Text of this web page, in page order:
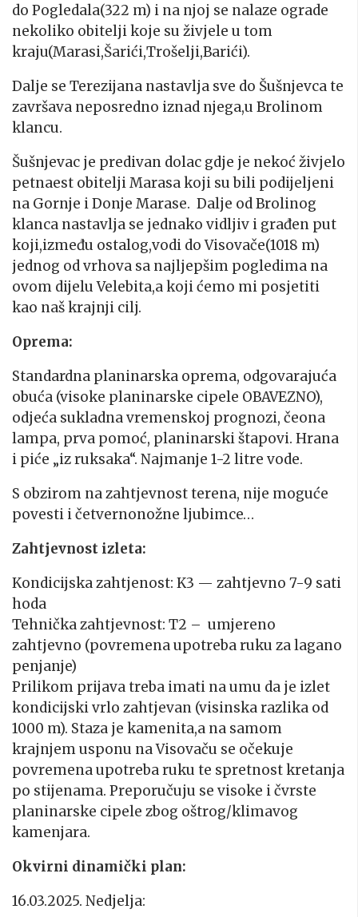
do Pogledala(322 m) i na njoj se nalaze ograde
nekoliko obitelji koje su živjele u tom
kraju(Marasi,Šarići,Trošelji,Barići).
Dalje se Terezijana nastavlja sve do Šušnjevca te
završava neposredno iznad njega,u Brolinom
klancu.
Šušnjevac je predivan dolac gdje je nekoć živjelo
petnaest obitelji Marasa koji su bili podijeljeni
na Gornje i Donje Marase. Dalje od Brolinog
klanca nastavlja se jednako vidljiv i građen put
koji,između ostalog,vodi do Visovače(1018 m)
jednog od vrhova sa najljepšim pogledima na
ovom dijelu Velebita,a koji ćemo mi posjetiti
kao naš krajnji cilj.
Oprema:
Standardna planinarska oprema, odgovarajuća
obuća (visoke planinarske cipele OBAVEZNO),
odjeća sukladna vremenskoj prognozi, čeona
lampa, prva pomoć, planinarski štapovi. Hrana
i piće „iz ruksaka“. Najmanje 1-2 litre vode.
S obzirom na zahtjevnost terena, nije moguće
povesti i četvernonožne ljubimce…
Zahtjevnost izleta:
Kondicijska zahtjenost: K3 — zahtjevno 7-9 sati
hoda
Tehnička zahtjevnost: T2 – umjereno
zahtjevno (povremena upotreba ruku za lagano
penjanje)
Prilikom prijava treba imati na umu da je izlet
kondicijski vrlo zahtjevan (visinska razlika od
1000 m). Staza je kamenita,a na samom
krajnjem usponu na Visovaču se očekuje
povremena upotreba ruku te spretnost kretanja
po stijenama. Preporučuju se visoke i čvrste
planinarske cipele zbog oštrog/klimavog
kamenjara.
Okvirni dinamički plan:
16.03.2025. Nedjelja: